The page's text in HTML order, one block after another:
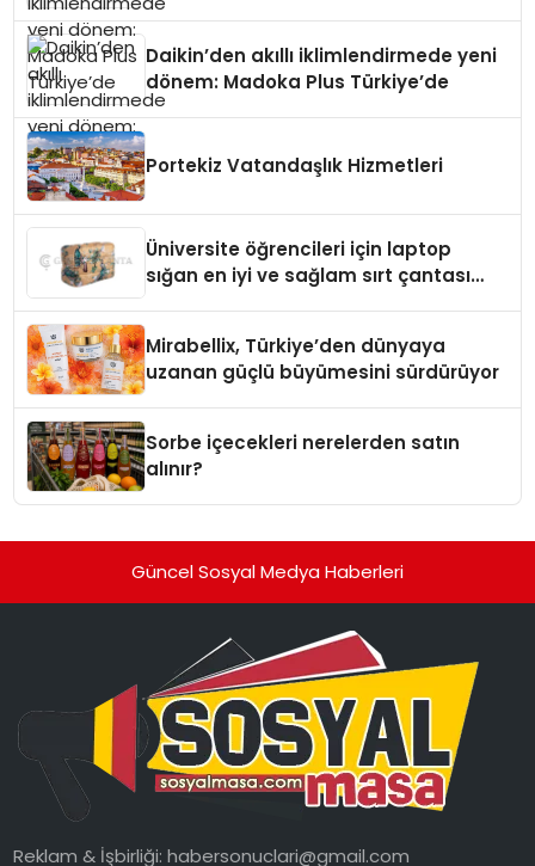
Daikin’den akıllı iklimlendirmede yeni
dönem: Madoka Plus Türkiye’de
Portekiz Vatandaşlık Hizmetleri
Üniversite öğrencileri için laptop
sığan en iyi ve sağlam sırt çantası
Mirabellix, Türkiye’den dünyaya
uzanan güçlü büyümesini sürdürüyor
Sorbe içecekleri nerelerden satın
alınır?
Güncel Sosyal Medya Haberleri
Reklam & İşbirliği:habersonuclari@gmail.com